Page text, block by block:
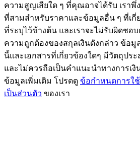
กิจกรรมเพิ่มเติม
ความสูญเสียใด ๆ ที่คุณอาจได้รับ เรา
ที่สามสำหรับราคาและข้อมูลอื่น ๆ ที่เกี่
ที่ระบุไว้ข้างต้น และเราจะไม่รับผิดชอ
ความถูกต้องของสกุลเงินดังกล่าว ข้อ
นี้และเอกสารที่เกี่ยวข้องใดๆ มีวัตถุปร
และไม่ควรถือเป็นคำแนะนำทางการเ
ข้อมูลเพิ่มเติม โปรดดู ข้อกำหนดการใ
เป็นส่วนตัว ของเรา